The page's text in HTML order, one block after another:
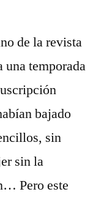
de la revista
temporada
bajado
sin
sin la
Pero este